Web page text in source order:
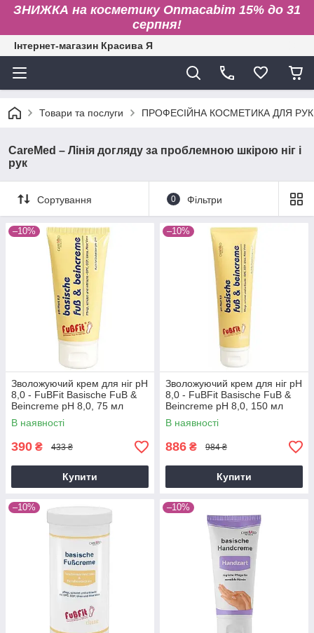
ЗНИЖКА на косметику Onmacabim 15% до 31
серпня!
Інтернет-магазин Красива Я
Товари та послуги ПРОФЕСІЙНА КОСМЕТИКА ДЛЯ РУК
CareMed – Лінія догляду за проблемною шкірою ніг і
рук
Сортування 0 Фільтри
–10%
Зволожуючий крем для ніг рН
8,0 - FuBFit Basische FuB &
Beincreme pH 8,0, 75 мл
В наявності
390 ₴ 433 ₴
Купити
–10%
Зволожуючий крем для ніг рН
8,0 - FuBFit Basische FuB &
Beincreme pH 8,0, 150 мл
В наявності
886 ₴ 984 ₴
Купити
–10% –10%